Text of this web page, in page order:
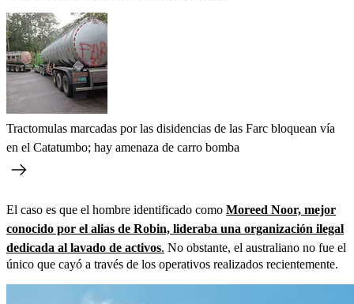
Tractomulas marcadas por las disidencias de las Farc bloquean vía
en el Catatumbo; hay amenaza de carro bomba
El caso es que el hombre identificado como Moreed Noor, mejor
conocido por el alias de Robin, lideraba una organización ilegal
dedicada al lavado de activos. No obstante, el australiano no fue el
único que cayó a través de los operativos realizados recientemente.